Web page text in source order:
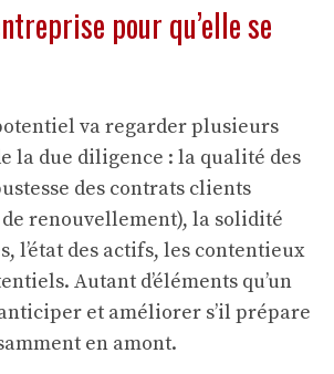
pour qu’elle se
va regarder plusieurs
la due diligence : la qualité des
des contrats clients
de renouvellement), la solidité
l’état des actifs, les contentieux
Autant d’éléments qu’un
et améliorer s’il prépare
en amont.